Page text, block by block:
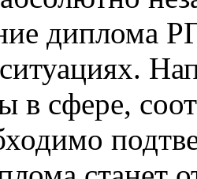
диплома
в сфере,